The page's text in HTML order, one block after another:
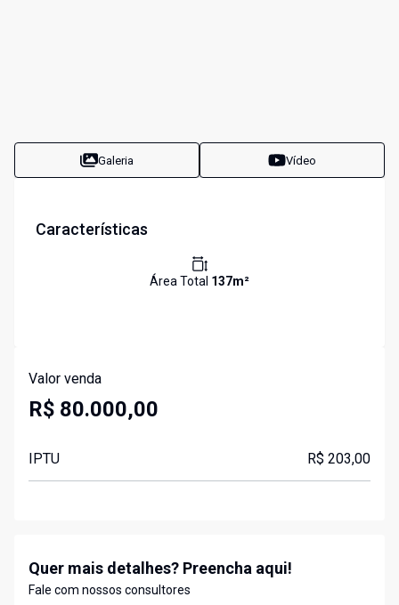
Galeria Vídeo
Características
Área Total 137m²
Valor venda
R$ 80.000,00
IPTU R$ 203,00
Quer mais detalhes? Preencha aqui!
Fale com nossos consultores